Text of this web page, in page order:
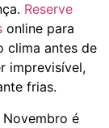
Reserve
online para
clima antes de
imprevisível,
frias.
Novembro é